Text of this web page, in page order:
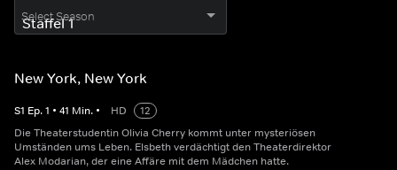
Select Season
New York, New York
S1 Ep.1 • 41 Min. • HD
12
Die Theaterstudentin Olivia Cherry kommt unter mysteriösen
Umständen ums Leben. Elsbeth verdächtigt den Theaterdirektor
Alex Modarian, der eine Affäre mit dem Mädchen hatte.